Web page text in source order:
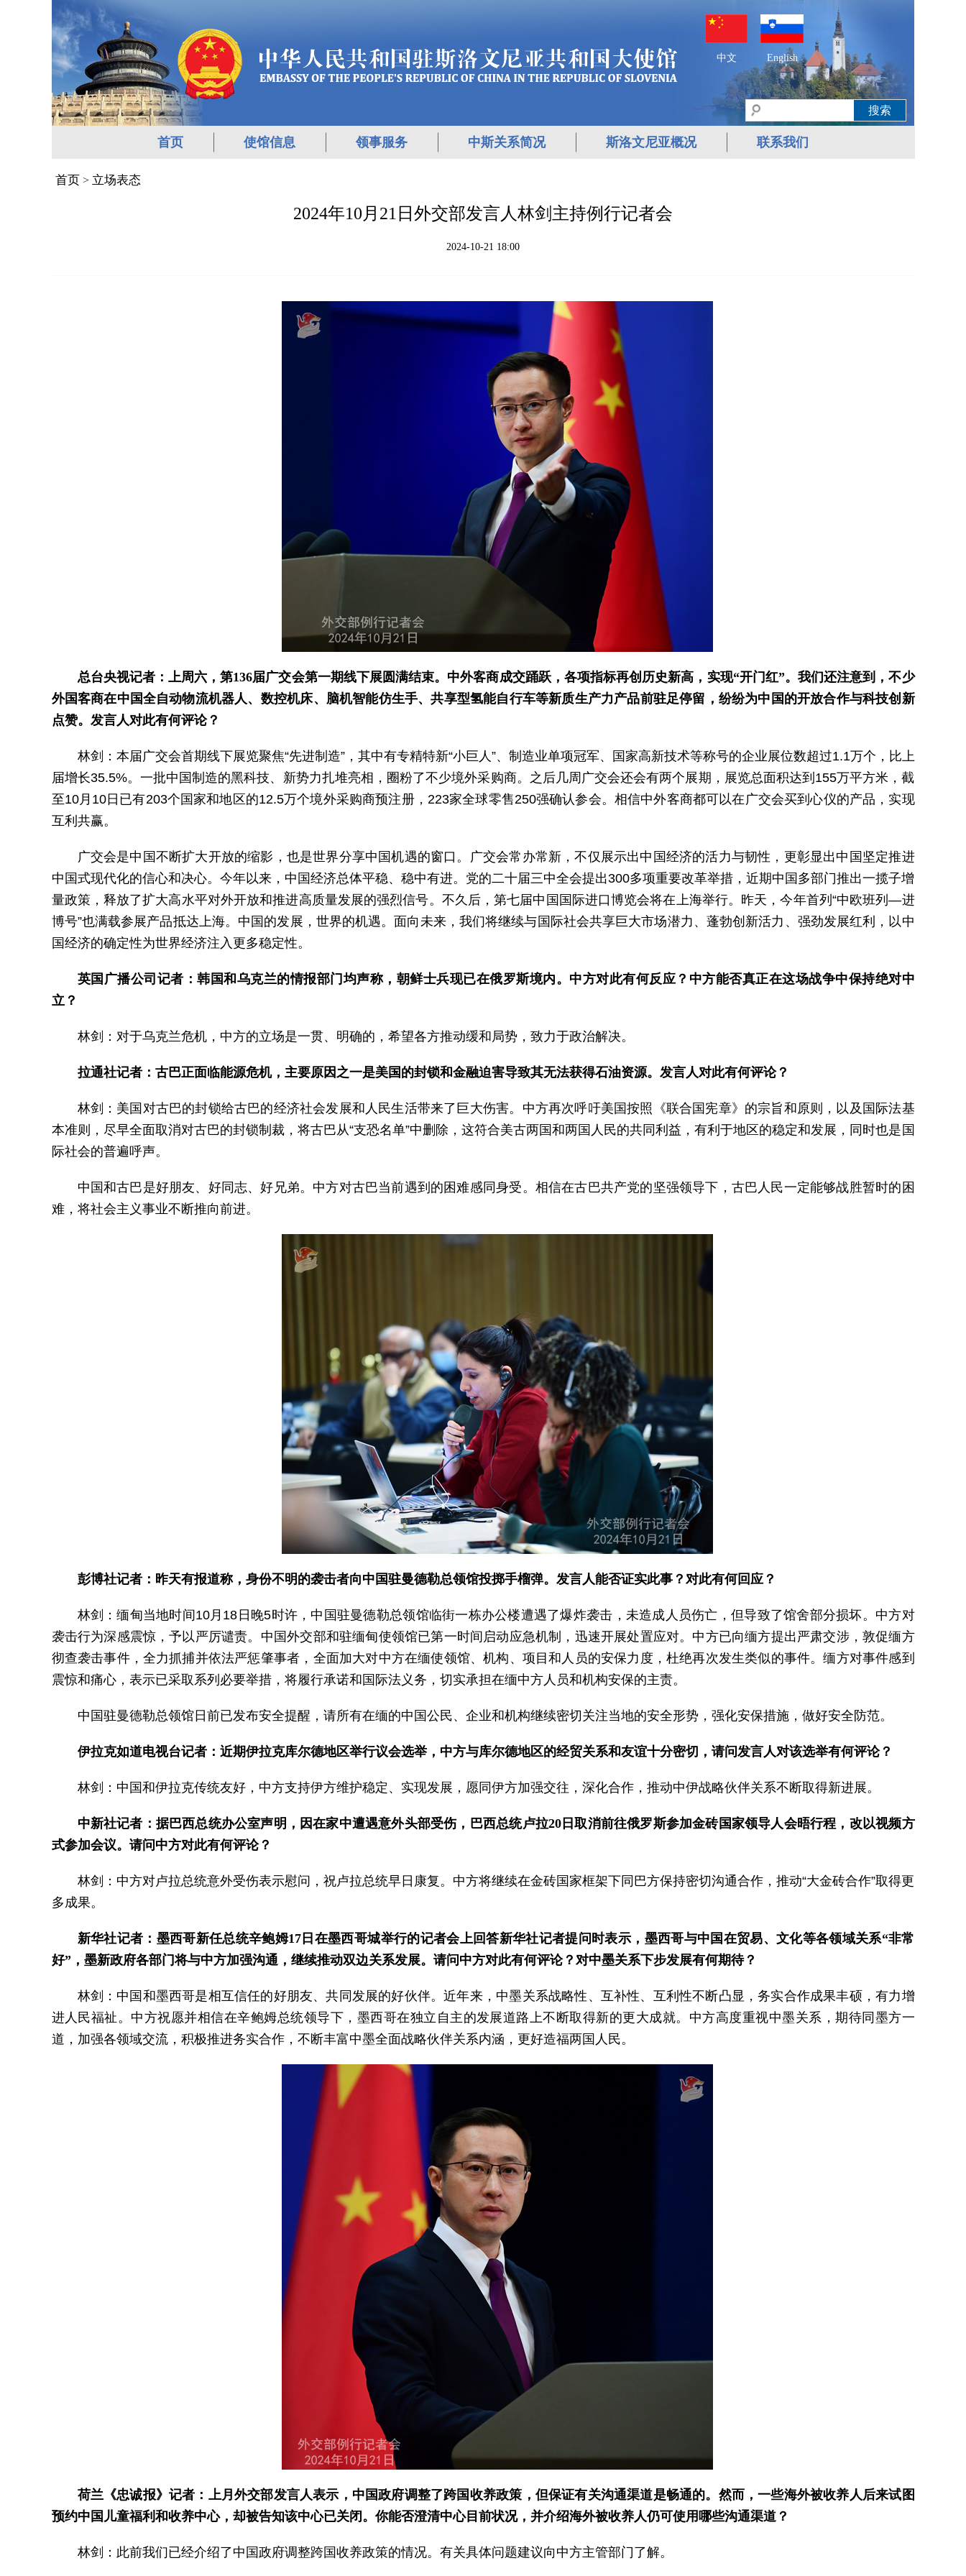
中文 English
首页 使馆信息 领事服务 中斯关系简况 斯洛文尼亚概况 联系我们
首页 > 立场表态
2024年10月21日外交部发言人林剑主持例行记者会
2024-10-21 18:00
总台央视记者：上周六，第136届广交会第一期线下展圆满结束。中外客商成交踊跃，各项指标再创历史新高，实现“开门红”。我们还注意到，不少
外国客商在中国全自动物流机器人、数控机床、脑机智能仿生手、共享型氢能自行车等新质生产力产品前驻足停留，纷纷为中国的开放合作与科技创新
点赞。发言人对此有何评论？
林剑：本届广交会首期线下展览聚焦“先进制造”，其中有专精特新“小巨人”、制造业单项冠军、国家高新技术等称号的企业展位数超过1.1万个，比上
届增长35.5%。一批中国制造的黑科技、新势力扎堆亮相，圈粉了不少境外采购商。之后几周广交会还会有两个展期，展览总面积达到155万平方米，截
至10月10日已有203个国家和地区的12.5万个境外采购商预注册，223家全球零售250强确认参会。相信中外客商都可以在广交会买到心仪的产品，实现
互利共赢。
广交会是中国不断扩大开放的缩影，也是世界分享中国机遇的窗口。广交会常办常新，不仅展示出中国经济的活力与韧性，更彰显出中国坚定推进
中国式现代化的信心和决心。今年以来，中国经济总体平稳、稳中有进。党的二十届三中全会提出300多项重要改革举措，近期中国多部门推出一揽子增
量政策，释放了扩大高水平对外开放和推进高质量发展的强烈信号。不久后，第七届中国国际进口博览会将在上海举行。昨天，今年首列“中欧班列—进
博号”也满载参展产品抵达上海。中国的发展，世界的机遇。面向未来，我们将继续与国际社会共享巨大市场潜力、蓬勃创新活力、强劲发展红利，以中
国经济的确定性为世界经济注入更多稳定性。
英国广播公司记者：韩国和乌克兰的情报部门均声称，朝鲜士兵现已在俄罗斯境内。中方对此有何反应？中方能否真正在这场战争中保持绝对中
立？
林剑：对于乌克兰危机，中方的立场是一贯、明确的，希望各方推动缓和局势，致力于政治解决。
拉通社记者：古巴正面临能源危机，主要原因之一是美国的封锁和金融迫害导致其无法获得石油资源。发言人对此有何评论？
林剑：美国对古巴的封锁给古巴的经济社会发展和人民生活带来了巨大伤害。中方再次呼吁美国按照《联合国宪章》的宗旨和原则，以及国际法基
本准则，尽早全面取消对古巴的封锁制裁，将古巴从“支恐名单”中删除，这符合美古两国和两国人民的共同利益，有利于地区的稳定和发展，同时也是国
际社会的普遍呼声。
中国和古巴是好朋友、好同志、好兄弟。中方对古巴当前遇到的困难感同身受。相信在古巴共产党的坚强领导下，古巴人民一定能够战胜暂时的困
难，将社会主义事业不断推向前进。
彭博社记者：昨天有报道称，身份不明的袭击者向中国驻曼德勒总领馆投掷手榴弹。发言人能否证实此事？对此有何回应？
林剑：缅甸当地时间10月18日晚5时许，中国驻曼德勒总领馆临街一栋办公楼遭遇了爆炸袭击，未造成人员伤亡，但导致了馆舍部分损坏。中方对
袭击行为深感震惊，予以严厉谴责。中国外交部和驻缅甸使领馆已第一时间启动应急机制，迅速开展处置应对。中方已向缅方提出严肃交涉，敦促缅方
彻查袭击事件，全力抓捕并依法严惩肇事者，全面加大对中方在缅使领馆、机构、项目和人员的安保力度，杜绝再次发生类似的事件。缅方对事件感到
震惊和痛心，表示已采取系列必要举措，将履行承诺和国际法义务，切实承担在缅中方人员和机构安保的主责。
中国驻曼德勒总领馆日前已发布安全提醒，请所有在缅的中国公民、企业和机构继续密切关注当地的安全形势，强化安保措施，做好安全防范。
伊拉克如道电视台记者：近期伊拉克库尔德地区举行议会选举，中方与库尔德地区的经贸关系和友谊十分密切，请问发言人对该选举有何评论？
林剑：中国和伊拉克传统友好，中方支持伊方维护稳定、实现发展，愿同伊方加强交往，深化合作，推动中伊战略伙伴关系不断取得新进展。
中新社记者：据巴西总统办公室声明，因在家中遭遇意外头部受伤，巴西总统卢拉20日取消前往俄罗斯参加金砖国家领导人会晤行程，改以视频方
式参加会议。请问中方对此有何评论？
林剑：中方对卢拉总统意外受伤表示慰问，祝卢拉总统早日康复。中方将继续在金砖国家框架下同巴方保持密切沟通合作，推动“大金砖合作”取得更
多成果。
新华社记者：墨西哥新任总统辛鲍姆17日在墨西哥城举行的记者会上回答新华社记者提问时表示，墨西哥与中国在贸易、文化等各领域关系“非常
好”，墨新政府各部门将与中方加强沟通，继续推动双边关系发展。请问中方对此有何评论？对中墨关系下步发展有何期待？
林剑：中国和墨西哥是相互信任的好朋友、共同发展的好伙伴。近年来，中墨关系战略性、互补性、互利性不断凸显，务实合作成果丰硕，有力增
进人民福祉。中方祝愿并相信在辛鲍姆总统领导下，墨西哥在独立自主的发展道路上不断取得新的更大成就。中方高度重视中墨关系，期待同墨方一
道，加强各领域交流，积极推进务实合作，不断丰富中墨全面战略伙伴关系内涵，更好造福两国人民。
荷兰《忠诚报》记者：上月外交部发言人表示，中国政府调整了跨国收养政策，但保证有关沟通渠道是畅通的。然而，一些海外被收养人后来试图
预约中国儿童福利和收养中心，却被告知该中心已关闭。你能否澄清中心目前状况，并介绍海外被收养人仍可使用哪些沟通渠道？
林剑：此前我们已经介绍了中国政府调整跨国收养政策的情况。有关具体问题建议向中方主管部门了解。